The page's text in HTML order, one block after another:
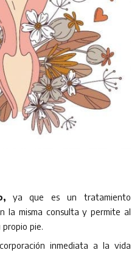
ya que es un tratamiento
la misma consulta y permite al
pie.
inmediata a la vida